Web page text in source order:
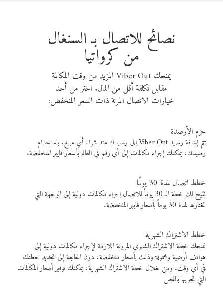
نصائح للاتصال بـ السنغال
من كرواتيا
يمنحك Viber Out المزيد من وقت المكالمة
مقابل تكلفة أقل من المال. اختر من أحد
خيارات الاتصال المرنة ذات السعر المنخفض:
حزم الأرصدة
تتم إضافة رصيد Viber Out إلى رصيدك عند شراء أي مبلغ. باستخدام
رصيدك، يمكنك إجراء مكالمات إلى أي رقم في العالم بأسعار فايبر المنخفضة.
خطط اتصال لمدة 30 يومًا
تتيح لك خطة الـ 30 يوماً للاتصال إجراء مكالمات دولية إلى الوجهة التي
تختارها لمدة 30 يوماً بأسعار فايبر المنخفضة.
خطط الاشتراك الشهرية
تمنحك خطة الاشتراك الشهري المرونة اللازمة لإجراء مكالمات دولية إلى
هواتف أرضية ومحمولة وذلك بأسعار منخفضة، دون الحاجة إلى تجديد خطتك
في أي وقت. ومن خلال خطة الاشتراك الشهرية، يمكنك توفير أسعار المكالمات
التي تجريها بالفعل